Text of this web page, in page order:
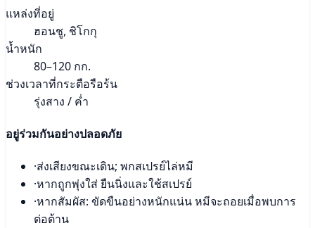
แหล่งที่อยู่
ฮอนชู, ชิโกกุ
น้ำหนัก
80–120 กก.
ช่วงเวลาที่กระตือรือร้น
รุ่งสาง / ค่ำ
อยู่ร่วมกันอย่างปลอดภัย
·ส่งเสียงขณะเดิน; พกสเปรย์ไล่หมี
·หากถูกพุ่งใส่ ยืนนิ่งและใช้สเปรย์
·หากสัมผัส: ขัดขืนอย่างหนักแน่น หมีจะถอยเมื่อพบการ
ต่อต้าน